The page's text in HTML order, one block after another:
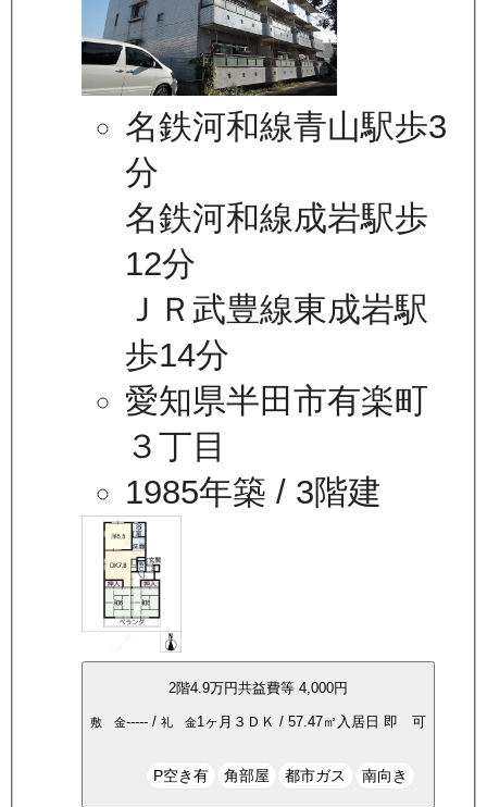
名鉄河和線青山駅歩3
分
名鉄河和線成岩駅歩
12分
ＪＲ武豊線東成岩駅
歩14分
愛知県半田市有楽町
３丁目
1985年築 / 3階建
2階4.9万円共益費等4,000円
敷 金----- /礼 金1ヶ月 ３ＤＫ /57.47㎡ 入居日 即 可
P空き有 角部屋 都市ガス 南向き